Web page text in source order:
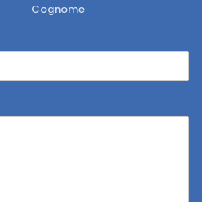
Cognome